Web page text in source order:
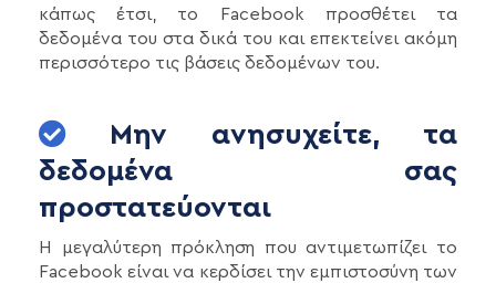
κάπως έτσι, το Facebook προσθέτει τα
δεδομένα του στα δικά του και επεκτείνει ακόμη
περισσότερο τις βάσεις δεδομένων του.
Μην ανησυχείτε, τα
δεδομένα σας
προστατεύονται
Η μεγαλύτερη πρόκληση που αντιμετωπίζει το
Facebook είναι να κερδίσει την εμπιστοσύνη των